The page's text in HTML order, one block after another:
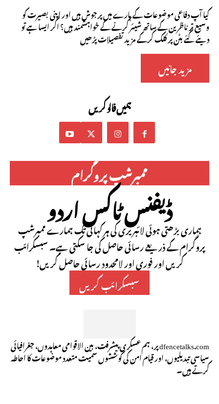
کیا آپ دفاعی موضوعات کے بارے میں پرجوش ہیں اور اپنی بصیرت کو
وسیع تر ناظرین کے ساتھ شیئر کرنے کے خواہشمند ہیں؟ اگر ایسا ہے تو
دیئے گئے بٹن پر کلک کرکے مزید تفصیلات پڑھیں
مزید جانیں
ہمیں فالو کریں
ممبرشپ پروگرام
ڈیفنس ٹاکس اردو
ہماری بڑھتی ہوئی لائبریری کی ہر کہانی تک ہمارے ممبرشپ
پروگرام کے ذریعے رسائی حاصل کی جا سکتی ہے۔ سبسکرائب
کریں اور فوری اور لامحدود رسائی حاصل کریں!
سبسکرائب کریں
dfencetalks.com پر، ہم عسکری پیشرفت، بین الاقوامی معاہدوں، جغرافیائی
سیاسی تبدیلیوں، اور قیام امن کی کوششوں سمیت متعدد موضوعات کا احاطہ
کرتے ہیں۔